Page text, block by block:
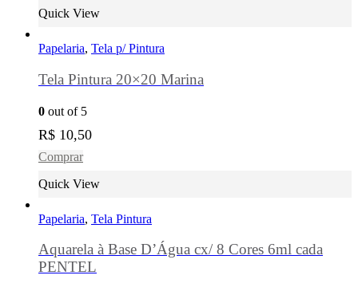
Quick View
Papelaria, Tela p/ Pintura
Tela Pintura 20×20 Marina
0 out of 5
R$ 10,50
Comprar
Quick View
Papelaria, Tela Pintura
Aquarela à Base D’Água cx/ 8 Cores 6ml cada
PENTEL